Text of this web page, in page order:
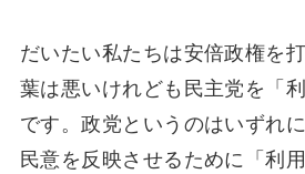
だいたい私たちは安倍政権を
葉は悪いけれども民主党を「
です。政党というのはいずれ
民意を反映させるために「利